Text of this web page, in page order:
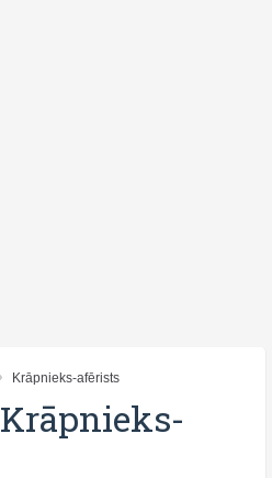
Krāpnieks-afērists
Krāpnieks-